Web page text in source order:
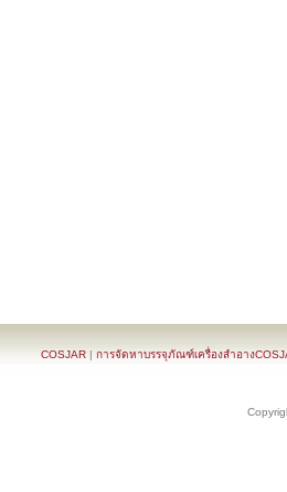
COSJAR | การจัดหาบรรจุภัณฑ์เครื่องสำอาง